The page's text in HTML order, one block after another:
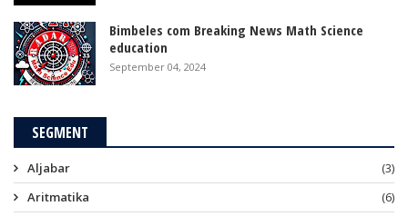
Bimbeles com Breaking News Math Science
education
September 04, 2024
SEGMENT
Aljabar
(3)
Aritmatika
(6)